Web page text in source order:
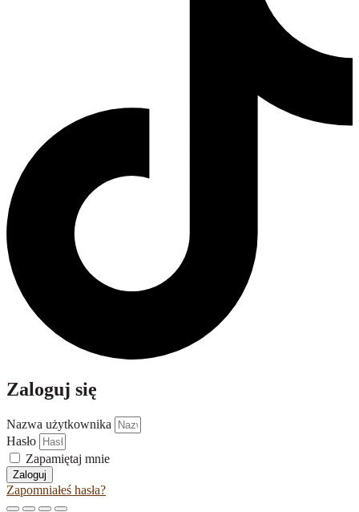
Zaloguj się
Nazwa użytkownika
Hasło
Zapamiętaj mnie
Zaloguj
Zapomniałeś hasła?